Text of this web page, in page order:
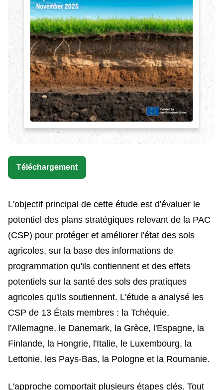
Téléchargement
L'objectif principal de cette étude est d'évaluer le
potentiel des plans stratégiques relevant de la PAC
(CSP) pour protéger et améliorer l'état des sols
agricoles, sur la base des informations de
programmation qu'ils contiennent et des effets
potentiels sur la santé des sols des pratiques
agricoles qu'ils soutiennent. L'étude a analysé les
CSP de 13 États membres : la Tchéquie,
l'Allemagne, le Danemark, la Grèce, l'Espagne, la
Finlande, la Hongrie, l'Italie, le Luxembourg, la
Lettonie, les Pays-Bas, la Pologne et la Roumanie.
L'approche comportait plusieurs étapes clés. Tout